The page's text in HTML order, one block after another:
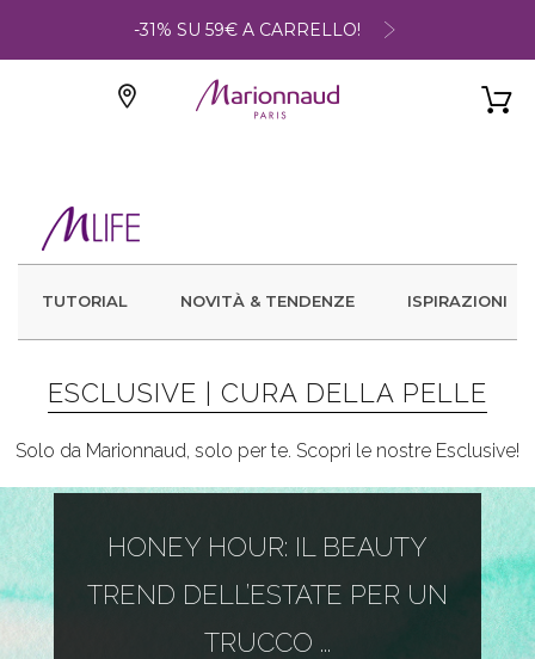
-31% SU 59€ A CARRELLO!
TUTORIAL NOVITÀ & TENDENZE ISPIRAZIONI
ESCLUSIVE | CURA DELLA PELLE
Solo da Marionnaud, solo per te. Scopri le nostre Esclusive!
HONEY HOUR: IL BEAUTY
TREND DELL’ESTATE PER UN
TRUCCO ...